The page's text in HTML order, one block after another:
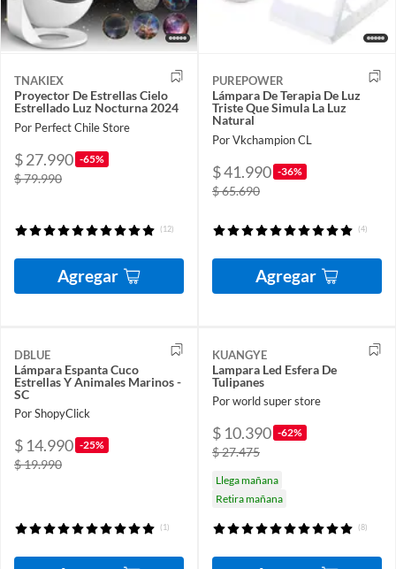
TNAKIEX
Proyector De Estrellas Cielo
Estrellado Luz Nocturna 2024
Por Perfect Chile Store
$ 27.990 -65%
$ 79.990
(12)
Agregar
PUREPOWER
Lámpara De Terapia De Luz
Triste Que Simula La Luz
Natural
Por Vkchampion CL
$ 41.990 -36%
$ 65.690
(4)
Agregar
DBLUE
Lámpara Espanta Cuco
Estrellas Y Animales Marinos -
SC
Por ShopyClick
$ 14.990 -25%
$ 19.990
(1)
KUANGYE
Lampara Led Esfera De
Tulipanes
Por world super store
$ 10.390 -62%
$ 27.475
Llega mañana
Retira mañana
(8)